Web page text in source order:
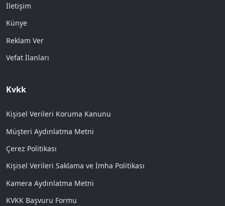
İletişim
Künye
Reklam Ver
Vefat İlanları
Kvkk
Kişisel Verileri Koruma Kanunu
Müşteri Aydınlatma Metni
Çerez Politikası
Kişisel Verileri Saklama ve İmha Politikası
Kamera Aydınlatma Metni
KVKK Başvuru Formu